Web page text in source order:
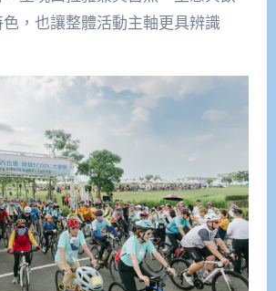
，也讓整體活動主軸更具辨識